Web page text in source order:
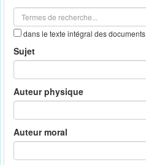
dans le texte intégral des documents
Sujet
Auteur physique
Auteur moral